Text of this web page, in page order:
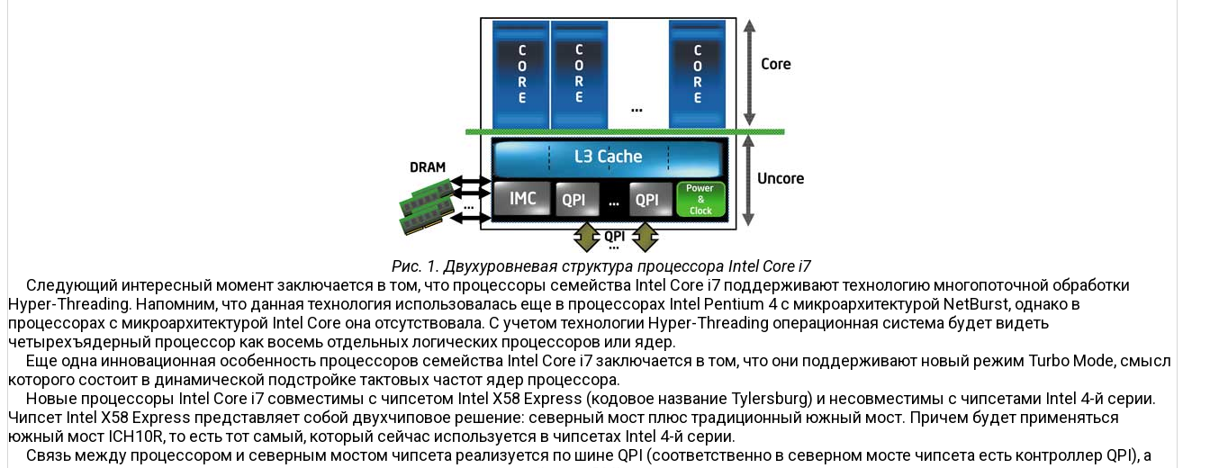
Рис. 1. Двухуровневая структура процессора Intel Core i7
Следующий интересный момент заключается в том, что процессоры семейства Intel Core i7 поддерживают технологию многопоточной обработки
Hyper-Threading. Напомним, что данная технология использовалась еще в процессорах Intel Pentium 4 с микроархитектурой NetBurst, однако в
процессорах c микроархитектурой Intel Core она отсутствовала. С учетом технологии Hyper-Threading операционная система будет видеть
четырехъядерный процессор как восемь отдельных логических процессоров или ядер.
Еще одна инновационная особенность процессоров семейства Intel Core i7 заключается в том, что они поддерживают новый режим Turbo Mode, смысл
которого состоит в динамической подстройке тактовых частот ядер процессора.
Новые процессоры Intel Core i7 совместимы с чипсетом Intel X58 Express (кодовое название Tylersburg) и несовместимы с чипсетами Intel 4-й серии.
Чипсет Intel X58 Express представляет собой двухчиповое решение: северный мост плюс традиционный южный мост. Причем будет применяться
южный мост ICH10R, то есть тот самый, который сейчас используется в чипсетах Intel 4-й серии.
Связь между процессором и северным мостом чипсета реализуется по шине QPI (соответственно в северном мосте чипсета есть контроллер QPI), а